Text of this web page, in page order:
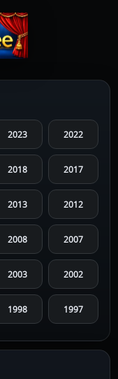
2023 2022
2018 2017
2013 2012
2008 2007
2003 2002
1998 1997
1993 1992